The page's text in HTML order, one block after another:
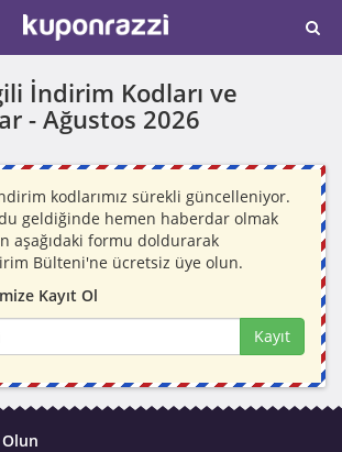
İndirim Kodları ve
- Ağustos 2026
kodlarımız sürekli güncelleniyor.
geldiğinde hemen haberdar olmak
aşağıdaki formu doldurarak
Bülteni'ne ücretsiz üye olun.
Kayıt Ol
Kayıt